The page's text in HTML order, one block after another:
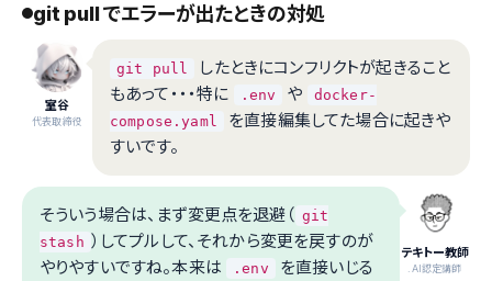
git pull でエラーが出たときの対処
室谷
代表取締役
git pull
したときにコンフリクトが起きること
もあって・・・特に
.env や
docker-
compose.yaml
を直接編集してた場合に起きや
すいです。
テキトー教師
.AI認定講師
そういう場合は、まず変更点を退避（ git
stash ）してプルして、それから変更を戻すのが
やりやすいですね。本来は
.env
を直接いじる